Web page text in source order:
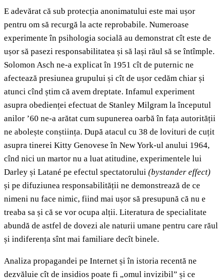
E adevărat că sub protecția anonimatului este mai ușor
pentru om să recurgă la acte reprobabile. Numeroase
experimente în psihologia socială au demonstrat cît este de
ușor să pasezi responsabilitatea și să lași răul să se întîmple.
Solomon Asch ne-a explicat în 1951 cît de puternic ne
afectează presiunea grupului și cît de ușor cedăm chiar și
atunci cînd știm că avem dreptate. Infamul experiment
asupra obedienței efectuat de Stanley Milgram la începutul
anilor ’60 ne-a arătat cum supunerea oarbă în fața autorității
ne abolește conștiința. După atacul cu 38 de lovituri de cuțit
asupra tinerei Kitty Genovese în New York-ul anului 1964,
cînd nici un martor nu a luat atitudine, experimentele lui
Darley și Latané pe efectul spectatorului (bystander effect)
și pe difuziunea responsabilității ne demonstrează de ce
nimeni nu face nimic, fiind mai ușor să presupună că nu e
treaba sa și că se vor ocupa alții. Literatura de specialitate
abundă de astfel de dovezi ale naturii umane pentru care răul
și indiferența sînt mai familiare decît binele.
Analiza propagandei pe Internet și în istoria recentă ne
dezvăluie cît de insidios poate fi „omul invizibil” și ce